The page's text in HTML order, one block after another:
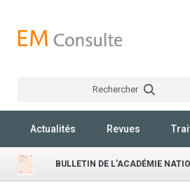
Rechercher
Actualités Revues
BULLETIN DE L'ACADÉMIE